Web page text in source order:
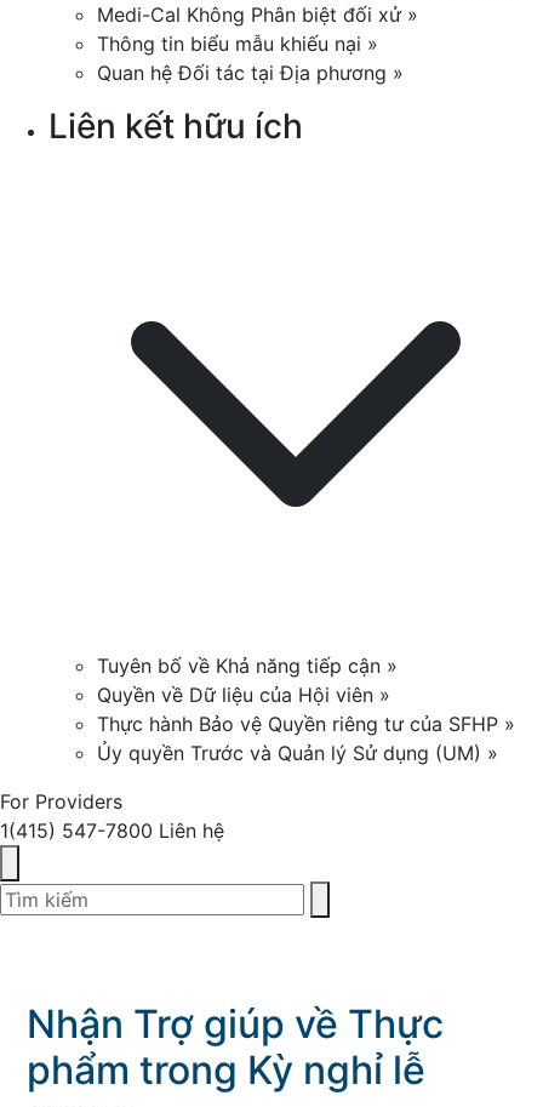
Medi-Cal Không Phân biệt đối xử »
Thông tin biểu mẫu khiếu nại »
Quan hệ Đối tác tại Địa phương »
Liên kết hữu ích
Tuyên bố về Khả năng tiếp cận »
Quyền về Dữ liệu của Hội viên »
Thực hành Bảo vệ Quyền riêng tư của SFHP »
Ủy quyền Trước và Quản lý Sử dụng (UM) »
For Providers
1(415) 547-7800 Liên hệ
Nhận Trợ giúp về Thực
phẩm trong Kỳ nghỉ lễ